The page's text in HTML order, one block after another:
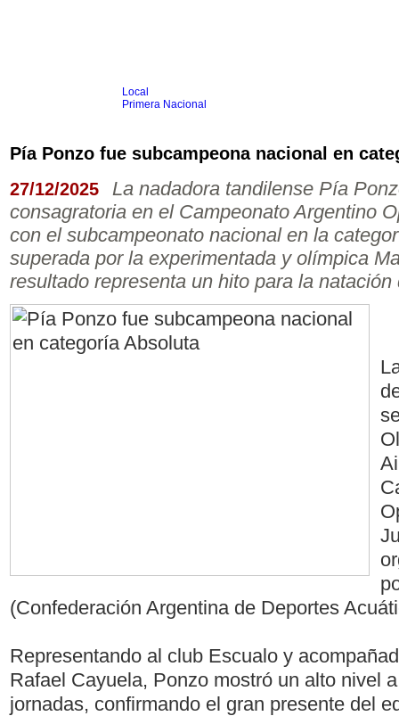
Local
Primera Nacional
Agrario
Ciclismo
Gim. Artística
Duatlón-Triatlón
Golf
Natación
Patín
Taekwondo
Voley
Otros
Videos
Pía Ponzo fue subcampeona nacional en
27/12/2025
La nadadora tandilense Pía
consagratoria en el Campeonato Argentino
con el subcampeonato nacional en la
superada por la experimentada y olímpica
resultado representa un hito para la natación
(Confederación Argentina de Deportes
Representando al club Escualo y
Rafael Cayuela, Ponzo mostró un alto nivel
jornadas, confirmando el gran presente del